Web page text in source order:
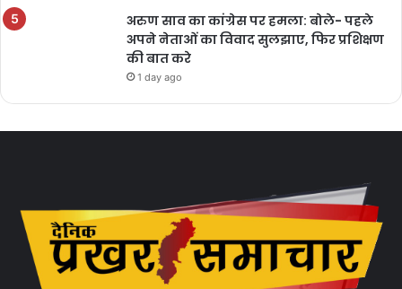
अरुण साव का कांग्रेस पर हमला: बोले- पहले
अपने नेताओं का विवाद सुलझाए, फिर प्रशिक्षण
की बात करे
1 day ago